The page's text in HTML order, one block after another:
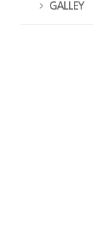
GALLEY